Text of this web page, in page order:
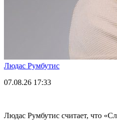
Людас Румбутис
07.08.26 17:33
Людас Румбутис считает, что